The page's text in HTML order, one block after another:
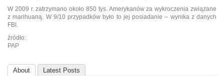
W 2009 r. zatrzymano około 850 tys. Amerykanów za wykroczenia związane
z marihuaną. W 9/10 przypadków było to jej posiadanie – wynika z danych
FBI.
źródło:
PAP
About Latest Posts